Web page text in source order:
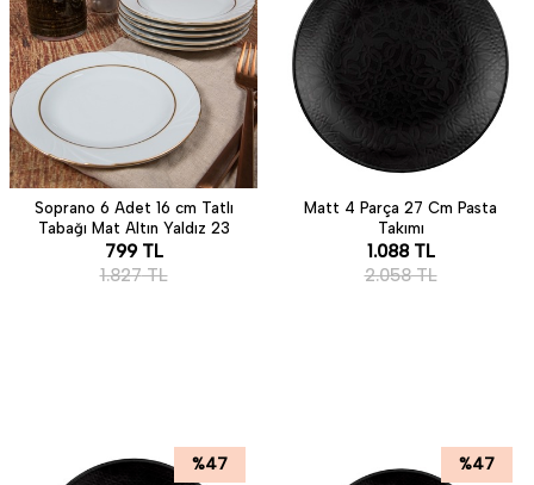
Soprano 6 Adet 16 cm Tatlı
Tabağı Mat Altın Yaldız 23
799TL
1.827TL
Matt 4 Parça 27 Cm Pasta
Takımı
1.088TL
2.058TL
%47 %47